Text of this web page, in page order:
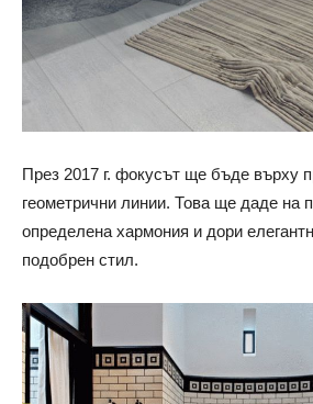
През 2017 г. фокусът ще бъде върху
геометрични линии. Това ще даде на
определена хармония и дори
подобрен стил.